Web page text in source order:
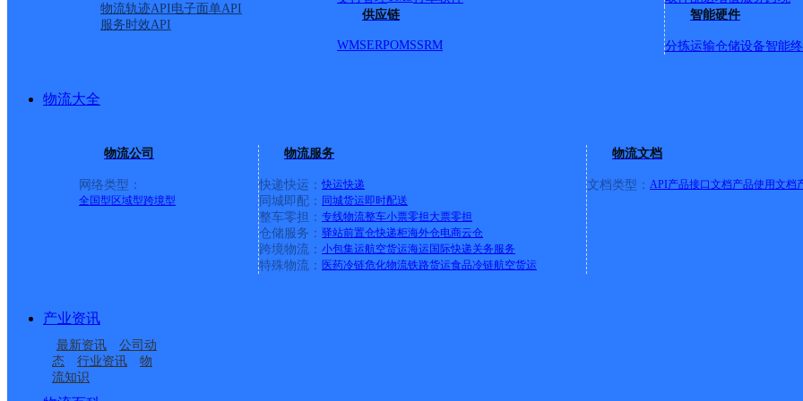
物流轨迹API电子面单API
服务时效API
供应链
WMSERPOMSSRM
智能硬件
分拣运输仓储设备智能
物流大全
物流公司
网络类型：
全国型 区域型跨境型
物流服务
快递快运： 快运快递
同城即配： 同城货运即时配送
整车零担： 专线物流整车小票零担大票零担
仓储服务： 驿站前置仓快递柜海外仓电商云仓
跨境物流： 小包集运航空货运海运 国际快递关务服务
特殊物流： 医药冷链危化物流铁路货运食品冷链航空货运
物流文档
文档类型： API产品接口文档产品使用文档
产业资讯
最新资讯
公司动
态
行业资讯
物
流知识
UH赣州红都
地址：江西省赣州市章贡区赣州市章江新区于都路西三区号
UH赣州于都
更多号码地址：江西省赣州市于都县江西省赣州市于都县章江镇红军大道823号
经开杨坑分部
地址：江西省赣州市全南县江西省赣州市黄金开发区工业一路
派送范围:赣州经济技术开发区,蟠龙镇（赣州经济技术开发区）,解放街道,赣州经济技术开发区,赣江街道
派送范围:沙河镇详情
全南桃江分部